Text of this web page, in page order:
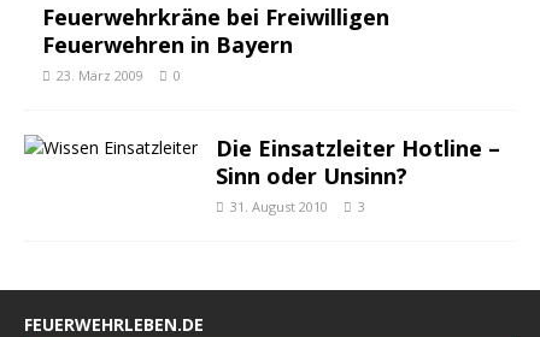
Feuerwehrkräne bei Freiwilligen
Feuerwehren in Bayern
23. März 2009 0
Die Einsatzleiter Hotline –
Sinn oder Unsinn?
31. August 2010 3
FEUERWEHRLEBEN.DE